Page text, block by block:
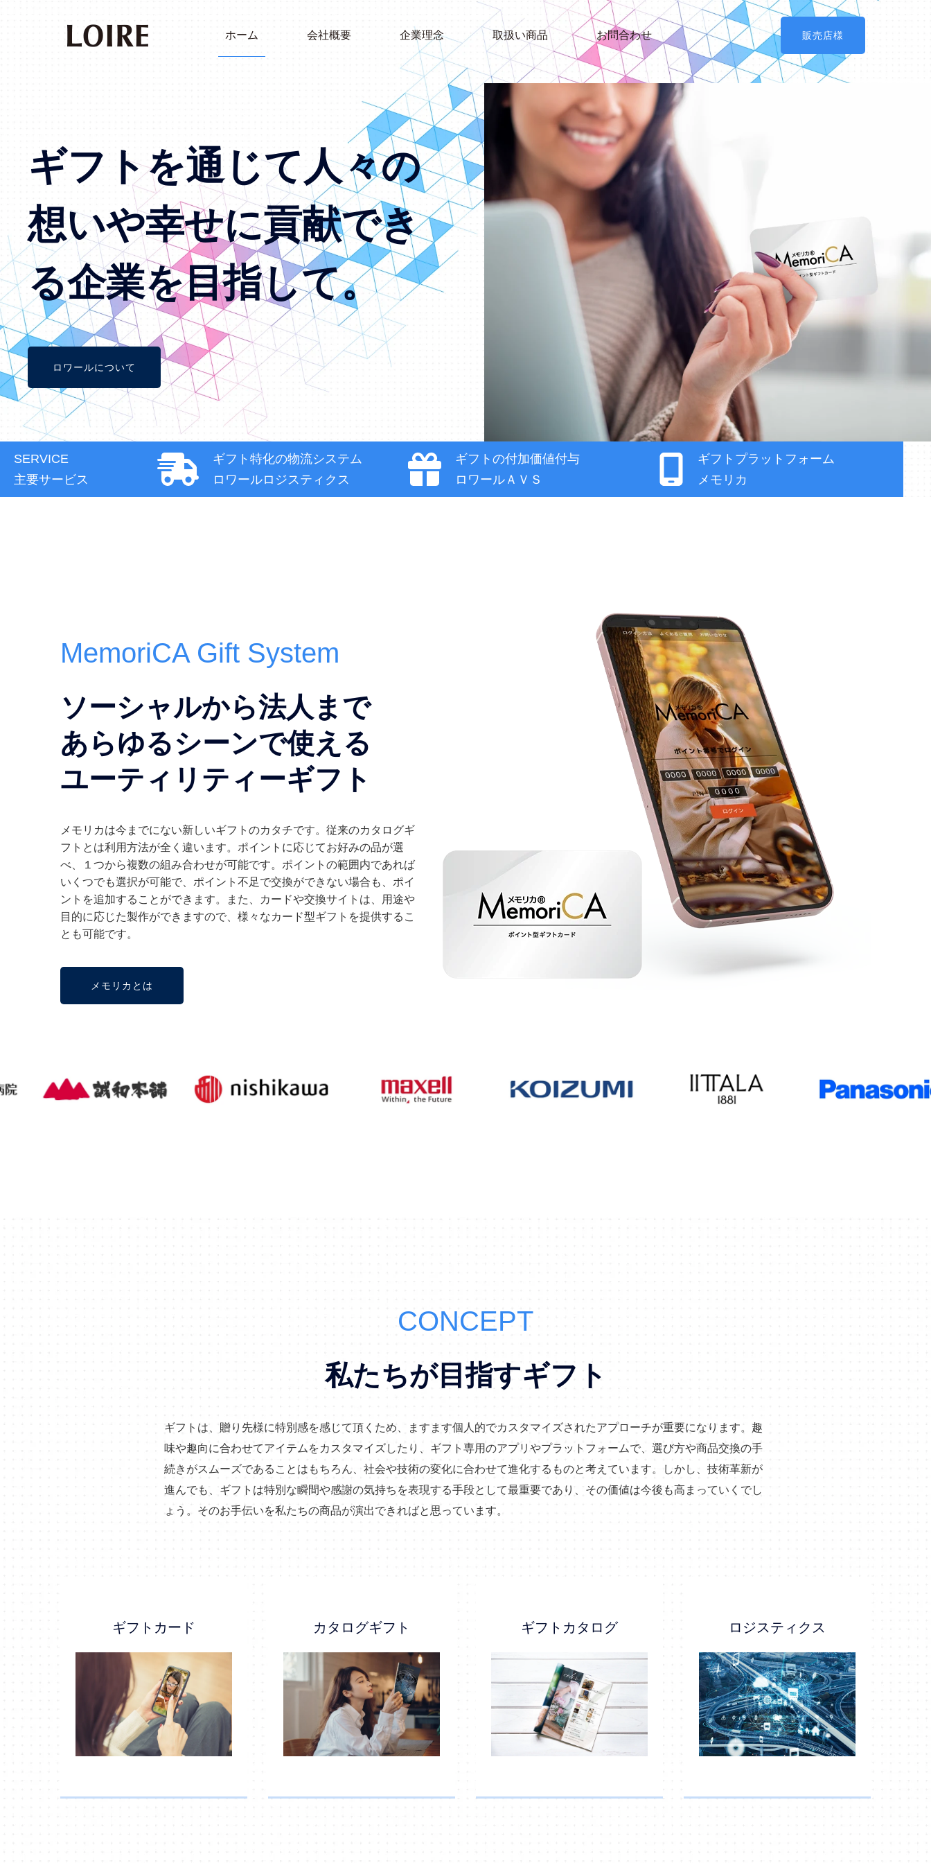
ホーム 会社概要 企業理念 取扱い商品 お問合わせ 販売店様
ギフトを通じて人々の
想いや幸せに貢献でき
る企業を目指して。
ロワールについて
SERVICE
主要サービス
ギフト特化の物流システム
ロワールロジスティクス
ギフトの付加価値付与
ロワールＡＶＳ
ギフトプラットフォーム
メモリカ
MemoriCA Gift System
ソーシャルから法人まで
あらゆるシーンで使える
ユーティリティーギフト
メモリカは今までにない新しいギフトのカタチです。従来のカタログギ
フトとは利用方法が全く違います。ポイントに応じてお好みの品が選
べ、１つから複数の組み合わせが可能です。ポイントの範囲内であれば
いくつでも選択が可能で、ポイント不足で交換ができない場合も、ポイ
ントを追加することができます。また、カードや交換サイトは、用途や
目的に応じた製作ができますので、様々なカード型ギフトを提供するこ
とも可能です。
メモリカとは
CONCEPT
私たちが目指すギフト
ギフトは、贈り先様に特別感を感じて頂くため、ますます個人的でカスタマイズされたアプローチが重要になります。趣
味や趣向に合わせてアイテムをカスタマイズしたり、ギフト専用のアプリやプラットフォームで、選び方や商品交換の手
続きがスムーズであることはもちろん、社会や技術の変化に合わせて進化するものと考えています。しかし、技術革新が
進んでも、ギフトは特別な瞬間や感謝の気持ちを表現する手段として最重要であり、その価値は今後も高まっていくでし
ょう。そのお手伝いを私たちの商品が演出できればと思っています。
ギフトカード カタログギフト ギフトカタログ ロジスティクス